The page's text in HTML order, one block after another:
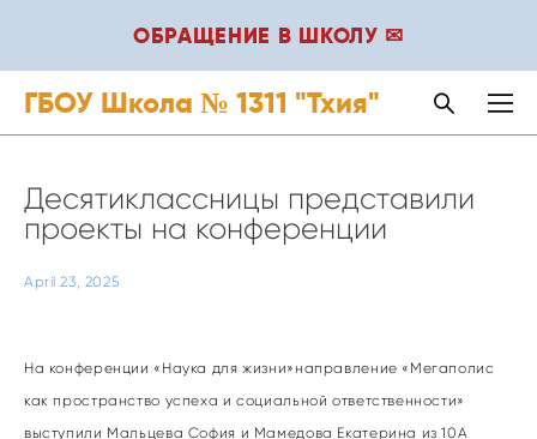
ОБРАЩЕНИЕ В ШКОЛУ ✉
ГБОУ Школа № 1311 "Тхия"
April 23, 2025
Десятиклассницы представили
проекты на конференции
На конференции «Наука для жизни»направление «Мегаполис
как пространство успеха и социальной ответственности»
выступили Мальцева София и Мамедова Екатерина из 10А